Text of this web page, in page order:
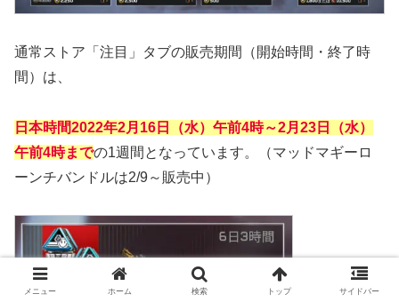
通常ストア「注目」タブの販売期間（開始時間・終了時
間）は、
日本時間2022年2月16日（水）午前4時～2月23日（水）
午前4時までの1週間となっています。（マッドマギーロ
ーンチバンドルは2/9～販売中）
メニュー ホーム 検索 トップ サイドバー